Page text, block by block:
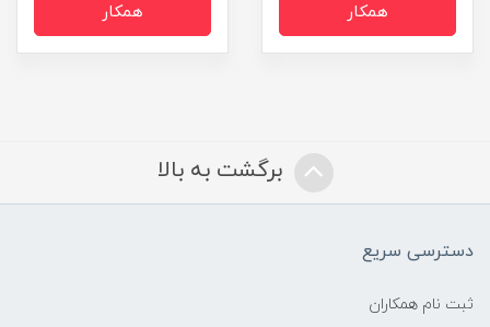
همکار
همکار
برگشت به بالا
دسترسی سریع
ثبت نام همکاران